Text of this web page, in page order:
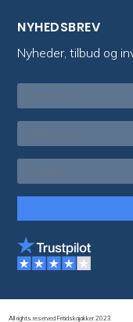
NYHEDSBREV
Nyheder, tilbud og
All rights reserved Fritidskajakker 2023